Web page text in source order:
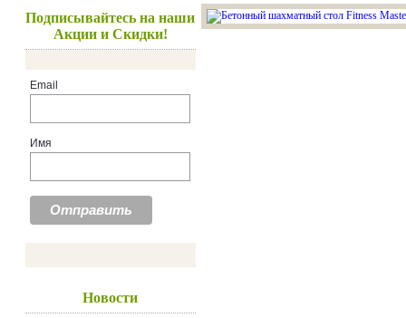
Подписывайтесь на наши
Акции и Скидки!
Email
Имя
Новости